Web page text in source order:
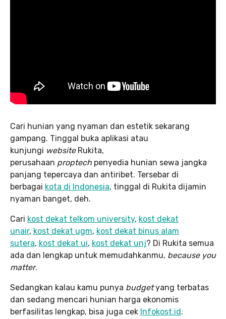
Cari hunian yang nyaman dan estetik sekarang
gampang. Tinggal buka aplikasi atau
kunjungi websiteRukita,
perusahaan proptech penyedia hunian sewa jangka
panjang tepercaya dan antiribet. Tersebar di
berbagai kota di Indonesia, tinggal di Rukita dijamin
nyaman banget, deh.
Cari kost dekat telkom university, kost dekat
unair, kost dekat ugm, kost dekat binus alam
sutera, kost dekat ui, kost dekat unj? Di Rukita semua
ada dan lengkap untuk memudahkanmu, because you
matter.
Sedangkan kalau kamu punya budgetyang terbatas
dan sedang mencari hunian harga ekonomis
berfasilitas lengkap, bisa juga cek Infokost.id.